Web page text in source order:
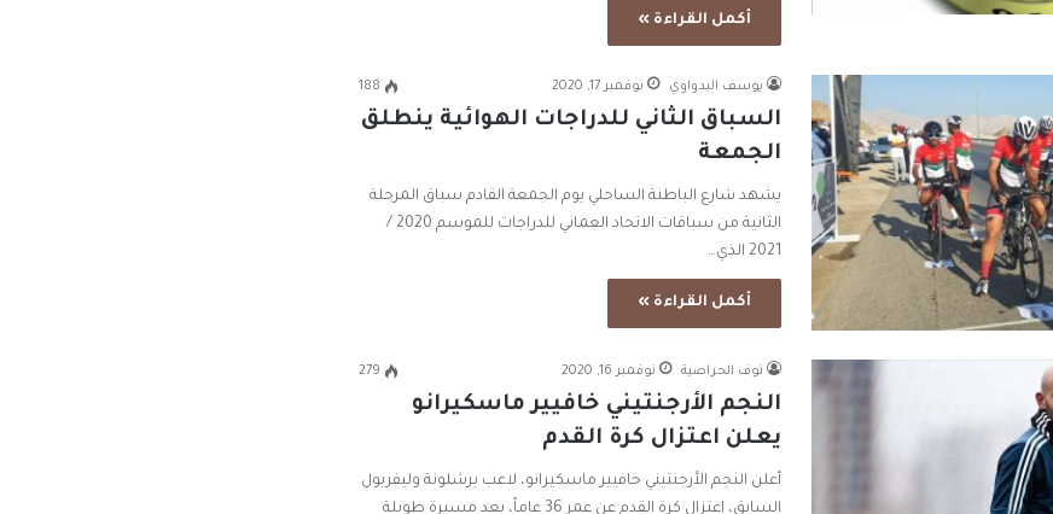
أكمل القراءة »
يوسف البدواوي نوفمبر 17, 2020 188
السباق الثاني للدراجات الهوائية ينطلق
الجمعة
يشهد شارع الباطنة الساحلي يوم الجمعة القادم سباق المرحلة
الثانية من سباقات الاتحاد العماني للدراجات للموسم 2020 /
2021 الذي…
أكمل القراءة »
نوف الحراصية نوفمبر 16, 2020 279
النجم الأرجنتيني خافيير ماسكيرانو
يعلن اعتزال كرة القدم
أعلن النجم الأرجنتيني خافيير ماسكيرانو، لاعب برشلونة وليفربول
السابق، اعتزال كرة القدم عن عمر 36 عاماً، بعد مسيرة طويلة